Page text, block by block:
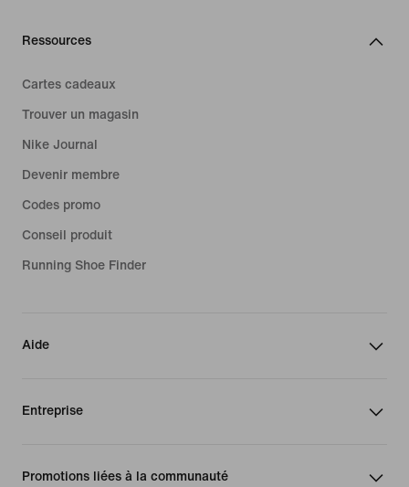
Ressources
Cartes cadeaux
Trouver un magasin
Nike Journal
Devenir membre
Codes promo
Conseil produit
Running Shoe Finder
Aide
Entreprise
Promotions liées à la communauté